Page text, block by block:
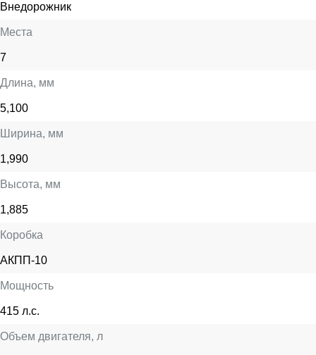
Внедорожник
Места
7
Длина, мм
5,100
Ширина, мм
1,990
Высота, мм
1,885
Коробка
АКПП-10
Мощность
415 л.с.
Объем двигателя, л